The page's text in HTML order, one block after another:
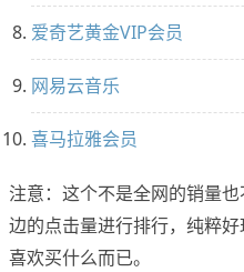
爱奇艺黄金VIP会员
网易云音乐
喜马拉雅会员
注意：这个不是全网的销量
边的点击量进行排行，纯粹
喜欢买什么而已。